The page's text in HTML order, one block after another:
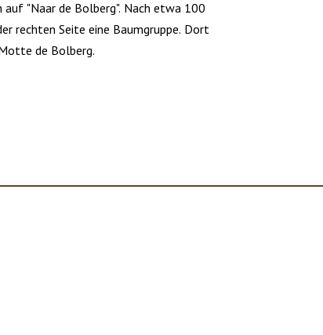
auf "Naar de Bolberg". Nach etwa 100
rechten Seite eine Baumgruppe. Dort
de Bolberg.